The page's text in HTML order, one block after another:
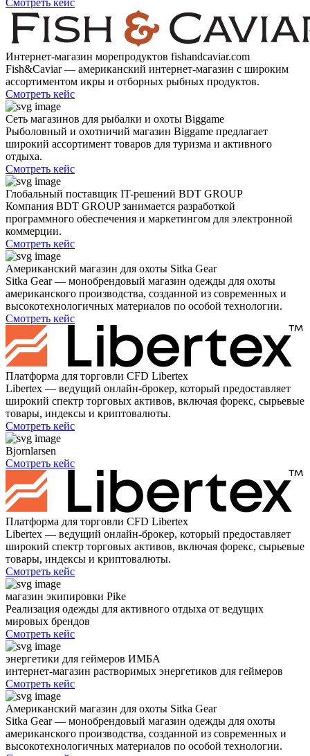
Смотреть кейс
Интернет-магазин морепродуктов fishandcaviar.com
Fish&Caviar — американский интернет-магазин с широким
ассортиментом икры и отборных рыбных продуктов.
Смотреть кейс
Сеть магазинов для рыбалки и охоты Biggame
Рыболовный и охотничий магазин Biggame предлагает
широкий ассортимент товаров для туризма и активного
отдыха.
Смотреть кейс
Глобальный поставщик IT-решений BDT GROUP
Компания BDT GROUP занимается разработкой
программного обеспечения и маркетингом для электронной
коммерции.
Смотреть кейс
Американский магазин для охоты Sitka Gear
Sitka Gear — монобрендовый магазин одежды для охоты
американского производства, созданной из современных и
высокотехнологичных материалов по особой технологии.
Смотреть кейс
Платформа для торговли CFD Libertex
Libertex — ведущий онлайн-брокер, который предоставляет
широкий спектр торговых активов, включая форекс, сырьевые
товары, индексы и криптовалюты.
Смотреть кейс
Bjornlarsen
Смотреть кейс
Платформа для торговли CFD Libertex
Libertex — ведущий онлайн-брокер, который предоставляет
широкий спектр торговых активов, включая форекс, сырьевые
товары, индексы и криптовалюты.
Смотреть кейс
магазин экипировки Pike
Реализация одежды для активного отдыха от ведущих
мировых брендов
Смотреть кейс
энергетики для геймеров ИМБА
интернет-магазин растворимых энергетиков для геймеров
Смотреть кейс
Американский магазин для охоты Sitka Gear
Sitka Gear — монобрендовый магазин одежды для охоты
американского производства, созданной из современных и
высокотехнологичных материалов по особой технологии.